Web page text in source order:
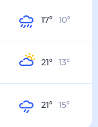
17° 10°
21° 13°
21° 15°